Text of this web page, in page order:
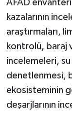
AFAD
kazalarının
araştırmaları,
kontrolü, baraj
incelemeleri, su
denetlenmesi,
ekosisteminin
deşarjlarının